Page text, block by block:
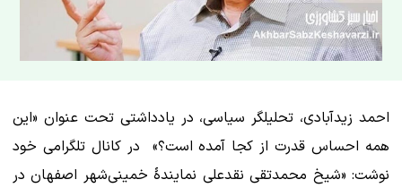
احمد زیدآبادی، تحلیلگر سیاسی، در یادداشتی تحت عنوان «این
همه احساس قدرت از کجا آمده است؟» در کانال تلگرامی خود
نوشت: «شیخ محمدتقی نقدعلی نمایندهٔ خمینی‌شهر اصفهان در